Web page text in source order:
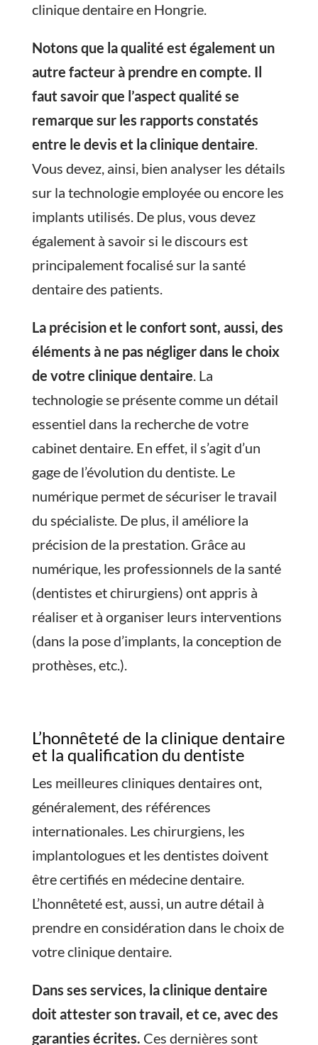
clinique dentaire en Hongrie.
Notons que la qualité est également un
autre facteur à prendre en compte. Il
faut savoir que l’aspect qualité se
remarque sur les rapports constatés
entre le devis et la clinique dentaire.
Vous devez, ainsi, bien analyser les détails
sur la technologie employée ou encore les
implants utilisés. De plus, vous devez
également à savoir si le discours est
principalement focalisé sur la santé
dentaire des patients.
La précision et le confort sont, aussi, des
éléments à ne pas négliger dans le choix
de votre clinique dentaire. La
technologie se présente comme un détail
essentiel dans la recherche de votre
cabinet dentaire. En effet, il s’agit d’un
gage de l’évolution du dentiste. Le
numérique permet de sécuriser le travail
du spécialiste. De plus, il améliore la
précision de la prestation. Grâce au
numérique, les professionnels de la santé
(dentistes et chirurgiens) ont appris à
réaliser et à organiser leurs interventions
(dans la pose d’implants, la conception de
prothèses, etc.).
L’honnêteté de la clinique dentaire
et la qualification du dentiste
Les meilleures cliniques dentaires ont,
généralement, des références
internationales. Les chirurgiens, les
implantologues et les dentistes doivent
être certifiés en médecine dentaire.
L’honnêteté est, aussi, un autre détail à
prendre en considération dans le choix de
votre clinique dentaire.
Dans ses services, la clinique dentaire
doit attester son travail, et ce, avec des
garanties écrites. Ces dernières sont